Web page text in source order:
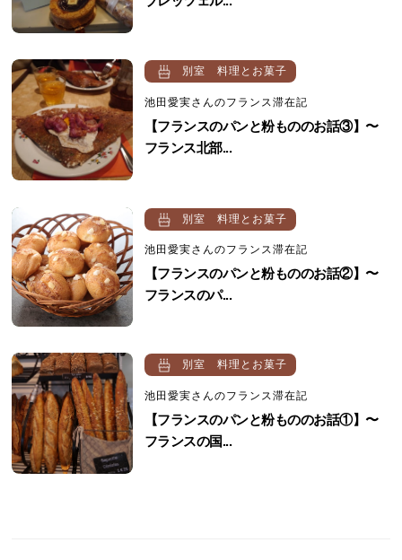
別室 料理とお菓子
池田愛実さんのフランス滞在記
【フランスのパンと粉もののお話③】〜
フランス北部...
別室 料理とお菓子
池田愛実さんのフランス滞在記
【フランスのパンと粉もののお話②】〜
フランスのパ...
別室 料理とお菓子
池田愛実さんのフランス滞在記
【フランスのパンと粉もののお話①】〜
フランスの国...